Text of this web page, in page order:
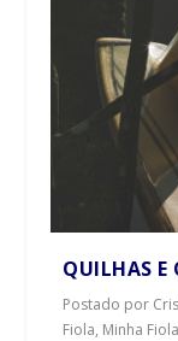
QUILHAS E
Postado por
Fiola, Minha